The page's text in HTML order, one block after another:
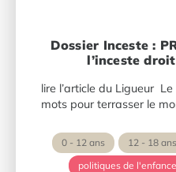
Dossier Inceste :
l’inceste
lire l’article du Ligueur
mots pour terrasser le
0 - 12 ans 12 - 18 ans
politiques de l'enfance